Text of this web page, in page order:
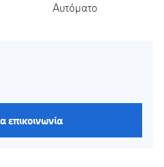
Αυτόματο
επικοινωνία